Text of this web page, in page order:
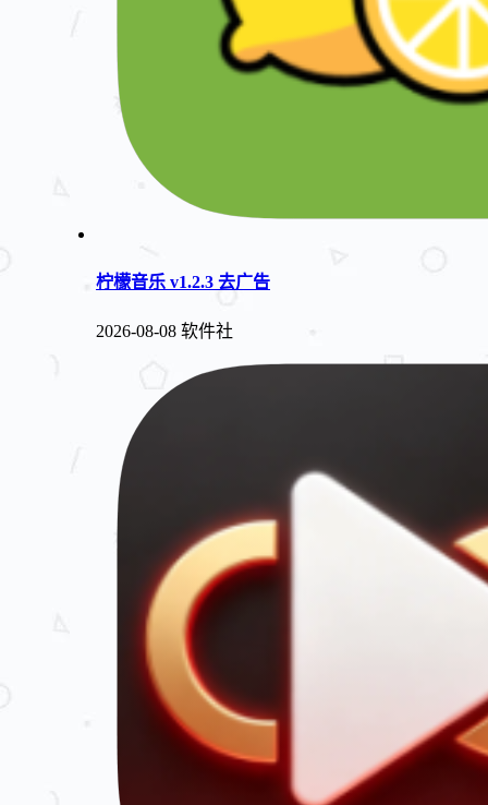
柠檬音乐 v1.2.3 去广告
2026-08-08 软件社